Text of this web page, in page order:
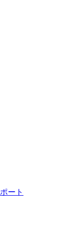
ート